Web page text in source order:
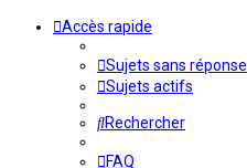
Accès rapide
Sujets sans réponse
Sujets actifs
Rechercher
FAQ